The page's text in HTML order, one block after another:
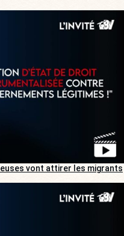
vont attirer les migrants